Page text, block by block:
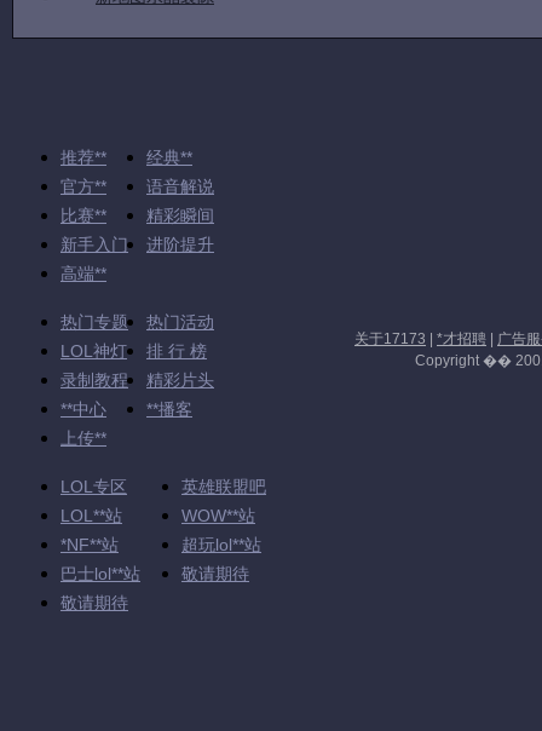
推荐**
经典**
官方**
语音解说
比赛**
精彩瞬间
新手入门
进阶提升
高端**
热门专题
热门活动
LOL神灯
排 行 榜
录制教程
精彩片头
**中心
**播客
上传**
LOL专区
英雄联盟吧
LOL**站
WOW**站
*NF**站
超玩lol**站
巴士lol**站
敬请期待
敬请期待
关于17173 | *才招聘 | 广告
Copyright ��